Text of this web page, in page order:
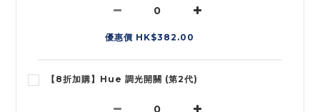
優惠價 HK$382.00
【8折加購】Hue 調光開關 (第2代)